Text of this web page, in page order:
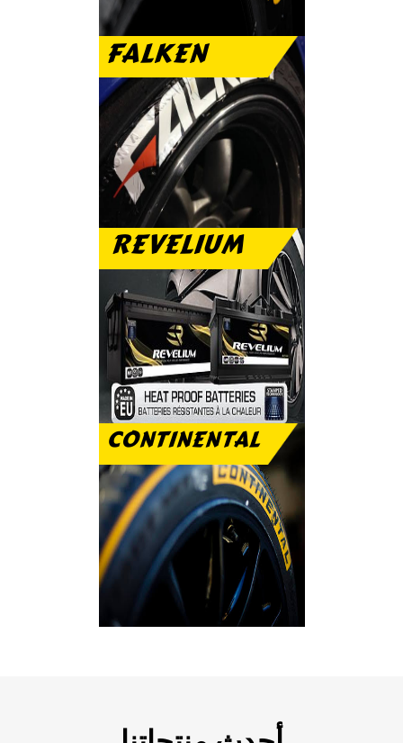
تمتع مع فالكن بنعومة
الطريق والهدوء التام
FALKEN
بطارية ريفيليم ضمان
عام مجانى
REVELIUM
رفاهية الاستخدام
والتحمل على الطريق
CONTINENTAL